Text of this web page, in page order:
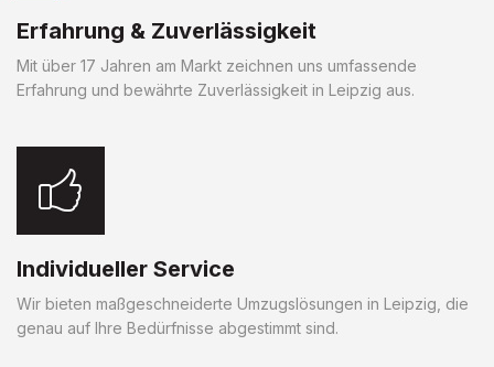
Erfahrung & Zuverlässigkeit
Mit über 17 Jahren am Markt zeichnen uns umfassende
Erfahrung und bewährte Zuverlässigkeit in Leipzig aus.
Individueller Service
Wir bieten maßgeschneiderte Umzugslösungen in Leipzig, die
genau auf Ihre Bedürfnisse abgestimmt sind.